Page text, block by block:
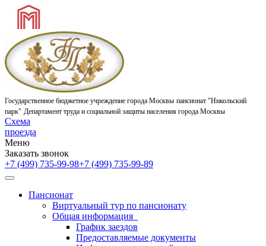
Государственное бюджетное учреждение города Москвы пансионат "Никольский
парк" Департамент труда и социальной защиты населения города Москвы
Схема
проезда
Меню
Заказать звонок
+7 (499) 735-99-98+7 (499) 735-99-89
Пансионат
Виртуальный тур по пансионату
Общая информация
График заездов
Предоставляемые документы